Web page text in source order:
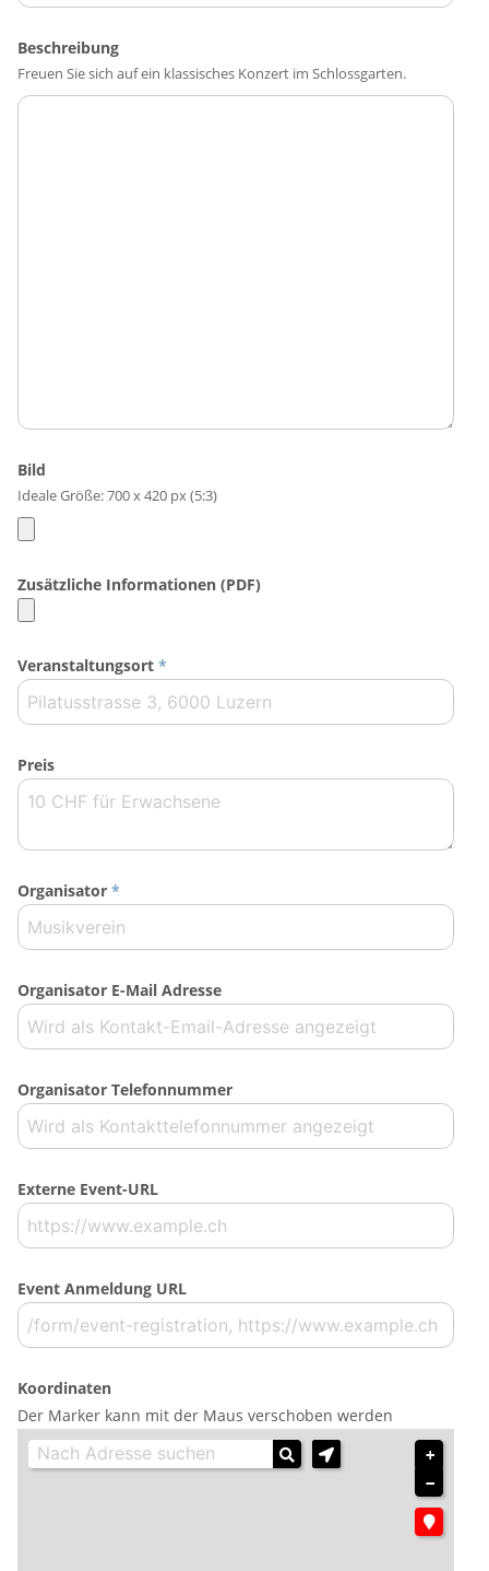
Beschreibung
Freuen Sie sich auf ein klassisches Konzert im Schlossgarten.
Bild
Ideale Größe: 700 x 420 px (5:3)
Zusätzliche Informationen (PDF)
Veranstaltungsort *
Preis
Organisator *
Organisator E-Mail Adresse
Organisator Telefonnummer
Externe Event-URL
Event Anmeldung URL
Koordinaten
Der Marker kann mit der Maus verschoben werden
+
−